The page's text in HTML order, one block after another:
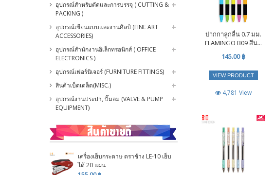
อุปกรณ์สำหรับตัดและการบรรจุ ( CUTTING &
PACKING )
อุปกรณ์เขียนแบบและงานศิลป์ (FINE ART
ACCESSORIES)
อุปกรณ์สำนักงานอิเล็กทรอนิกส์ ( OFFICE
ELECTRONICS )
อุปกรณ์เฟอร์นิเจอร์ (FURNITURE FITTINGS)
สินค้าเบ็ดเตล็ด(MISC.)
อุปกรณ์งานประปา, ปั๊มลม (VALVE & PUMP
EQUIPMENT)
เครื่องเย็บกระดาษ ตราช้าง LE-10 เย็บ
ได้ 20 แผ่น
ปากกาลูกลื่น 0.7 มม.
FLAMINGO B09 สีน...
145.00 ฿
VIEW PRODUCT
4,781 View